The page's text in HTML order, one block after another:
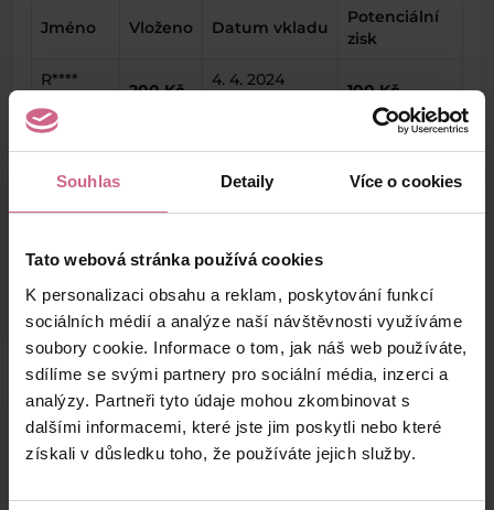
Souhlas Detaily Více o cookies
Tato webová stránka používá cookies
K personalizaci obsahu a reklam, poskytování funkcí
sociálních médií a analýze naší návštěvnosti využíváme
soubory cookie. Informace o tom, jak náš web používáte,
sdílíme se svými partnery pro sociální média, inzerci a
analýzy. Partneři tyto údaje mohou zkombinovat s
dalšími informacemi, které jste jim poskytli nebo které
získali v důsledku toho, že používáte jejich služby.
Jméno Vloženo Datum vkladu
Potenciální
zisk
R****
200 Kč
4. 4. 2024
100 Kč
400 Kč 200 Kč
50 Kč 25 Kč
A****
B****
5. 3. 2024
10:12:58
Výsledky těžby